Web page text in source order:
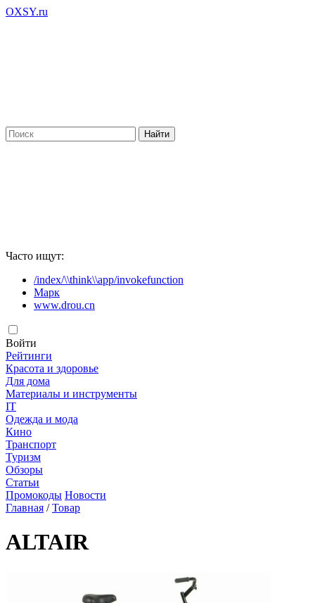
OXSY.ru
Часто ищут:
/index/\\think\\app/invokefunction
Марк
www.drou.cn
Войти
Рейтинги
Красота и здоровье
Для дома
Материалы и инструменты
IT
Одежда и мода
Кино
Транспорт
Туризм
Обзоры
Статьи
Промокоды Новости
Главная /Товар
ALTAIR